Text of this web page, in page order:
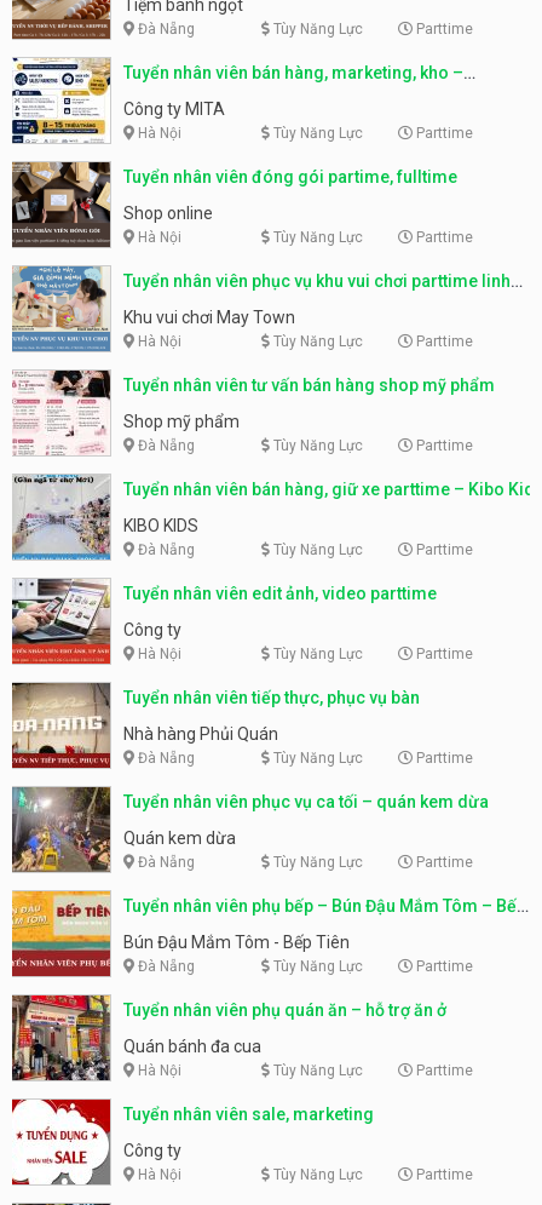
Tiệm bánh ngọt
Đà Nẵng Tùy Năng Lực Parttime
Tuyển nhân viên bán hàng, marketing, kho –
parttime, fulltime
Công ty MITA
Hà Nội Tùy Năng Lực Parttime
Tuyển nhân viên đóng gói partime, fulltime
Shop online
Hà Nội Tùy Năng Lực Parttime
Tuyển nhân viên phục vụ khu vui chơi parttime linh
động
Khu vui chơi May Town
Hà Nội Tùy Năng Lực Parttime
Tuyển nhân viên tư vấn bán hàng shop mỹ phẩm
Shop mỹ phẩm
Đà Nẵng Tùy Năng Lực Parttime
Tuyển nhân viên bán hàng, giữ xe parttime – Kibo Kid
KIBO KIDS
Đà Nẵng Tùy Năng Lực Parttime
Tuyển nhân viên edit ảnh, video parttime
Công ty
Hà Nội Tùy Năng Lực Parttime
Tuyển nhân viên tiếp thực, phục vụ bàn
Nhà hàng Phủi Quán
Đà Nẵng Tùy Năng Lực Parttime
Tuyển nhân viên phục vụ ca tối – quán kem dừa
Quán kem dừa
Đà Nẵng Tùy Năng Lực Parttime
Tuyển nhân viên phụ bếp – Bún Đậu Mắm Tôm – Bếp
Tiên
Bún Đậu Mắm Tôm - Bếp Tiên
Đà Nẵng Tùy Năng Lực Parttime
Tuyển nhân viên phụ quán ăn – hỗ trợ ăn ở
Quán bánh đa cua
Hà Nội Tùy Năng Lực Parttime
Tuyển nhân viên sale, marketing
Công ty
Hà Nội Tùy Năng Lực Parttime